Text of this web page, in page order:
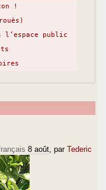
!
l’espace public
8 août , par Tederic